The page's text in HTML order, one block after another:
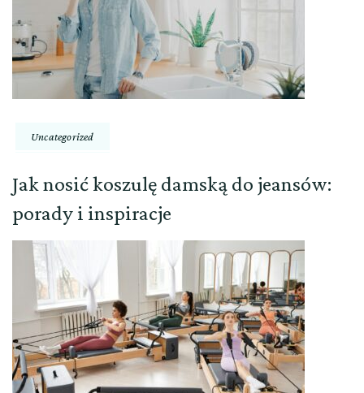
Uncategorized
Jak nosić koszulę damską do jeansów:
porady i inspiracje